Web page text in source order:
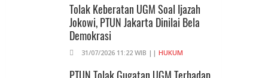
04/08/2026 13:15 WIB ||OPINI
Kopilot Malaysia Dibayar Rp 219 Juta
Untuk Selundupkan Narkotika Ke
Indonesia
Tolak Keberatan UGM Soal Ijazah
Jokowi, PTUN Jakarta Dinilai Bela
Demokrasi
31/07/2026 11:22 WIB || HUKUM
PTUN Tolak Gugatan UGM Terhadap